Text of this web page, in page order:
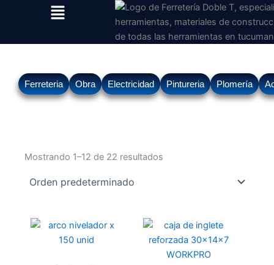
Menu
Ferreteria Obra Electricidad Pintureria Plomería
Mostrando 1–12 de 22 resultados